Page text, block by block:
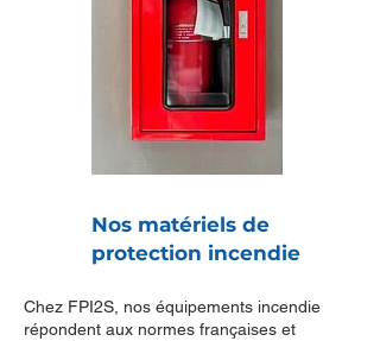
Nos matériels de
protection incendie
Chez FPI2S, nos équipements incendie
répondent aux normes françaises et